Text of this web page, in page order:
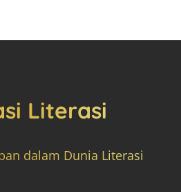
Literasi
dalam Dunia Literasi